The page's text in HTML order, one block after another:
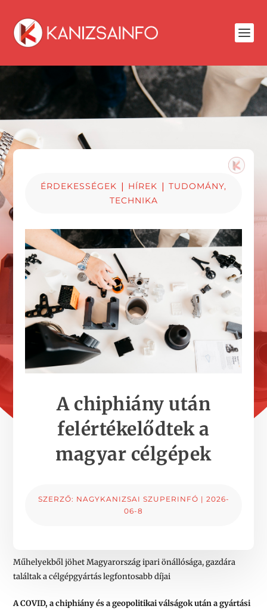
ÉRDEKESSÉGEK | HÍREK | TUDOMÁNY,
TECHNIKA
A chiphiány után
felértékelődtek a
magyar célgépek
SZERZŐ: NAGYKANIZSAI SZUPERINFÓ | 2026-
06-8
Műhelyekből jöhet Magyarország ipari önállósága, gazdára
találtak a célgépgyártás legfontosabb díjai
A COVID, a chiphiány és a geopolitikai válságok után a gyártási